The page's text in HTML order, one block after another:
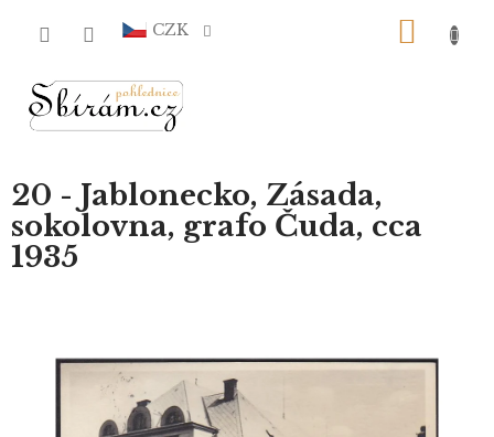
CZK
20 - Jablonecko, Zásada,
sokolovna, grafo Čuda, cca
1935